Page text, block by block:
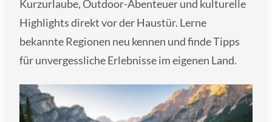
Kurzurlaube, Outdoor-Abenteuer und kulturelle
Highlights direkt vor der Haustür. Lerne
bekannte Regionen neu kennen und finde Tipps
für unvergessliche Erlebnisse im eigenen Land.